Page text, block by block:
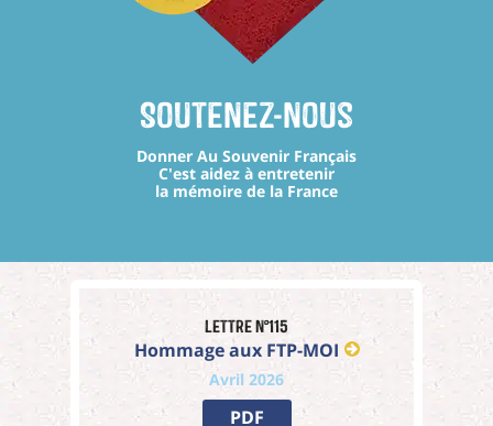
Soutenez-nous
Donner Au Souvenir Français
C'est aidez à entretenir
la mémoire de la France
Lettre n°115
Hommage aux FTP-MOI
Avril 2026
PDF